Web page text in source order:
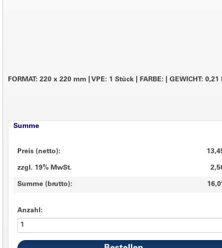
FORMAT: 220 x 220 mm VPE: 1 Stück FARBE: GEWICHT: 0,21
Summe
Preis (netto):
zzgl. 19% MwSt.
Summe (brutto):
Anzahl: